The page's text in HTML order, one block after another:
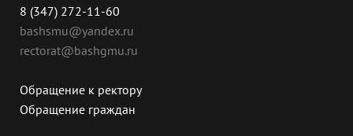
8 (347) 272-11-60
bashsmu@yandex.ru
rectorat@bashgmu.ru
Обращение к ректору
Обращение граждан